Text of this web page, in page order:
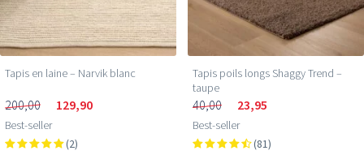
Tapis en laine – Narvik blanc
200,00 129,90
Best-seller
(2)
Tapis poils longs Shaggy Trend –
taupe
40,00 23,95
Best-seller
(81)